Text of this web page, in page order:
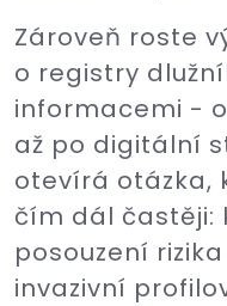
Zároveň roste
o registry
informacemi -
až po digitální
otevírá otázka,
čím dál častěji:
posouzení
invazivní